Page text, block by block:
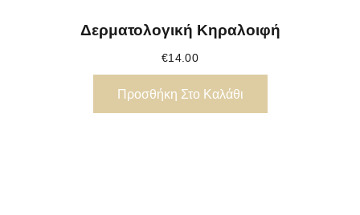
Δερματολογική Κηραλοιφή
€14.00
Προσθήκη Στο Καλάθι